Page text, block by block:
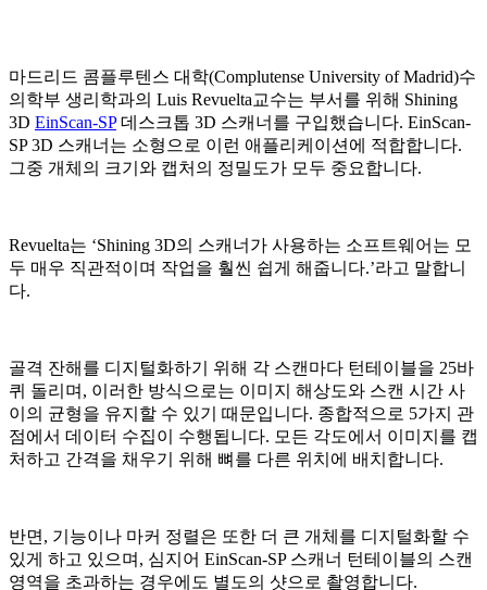
마드리드 콤플루텐스 대학(Complutense University of Madrid)수
의학부 생리학과의 Luis Revuelta교수는 부서를 위해 Shining
3D EinScan-SP데스크톱 3D 스캐너를 구입했습니다. EinScan-
SP 3D 스캐너는 소형으로 이런 애플리케이션에 적합합니다.
그중 개체의 크기와 캡처의 정밀도가 모두 중요합니다.
Revuelta는 ‘Shining 3D의 스캐너가 사용하는 소프트웨어는 모
두 매우 직관적이며 작업을 훨씬 쉽게 해줍니다.’라고 말합니
다.
골격 잔해를 디지털화하기 위해 각 스캔마다 턴테이블을 25바
퀴 돌리며, 이러한 방식으로는 이미지 해상도와 스캔 시간 사
이의 균형을 유지할 수 있기 때문입니다. 종합적으로 5가지 관
점에서 데이터 수집이 수행됩니다. 모든 각도에서 이미지를 캡
처하고 간격을 채우기 위해 뼈를 다른 위치에 배치합니다.
반면, 기능이나 마커 정렬은 또한 더 큰 개체를 디지털화할 수
있게 하고 있으며, 심지어 EinScan-SP 스캐너 턴테이블의 스캔
영역을 초과하는 경우에도 별도의 샷으로 촬영합니다.